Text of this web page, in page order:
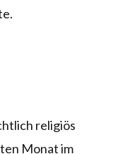
religiös
Monat im